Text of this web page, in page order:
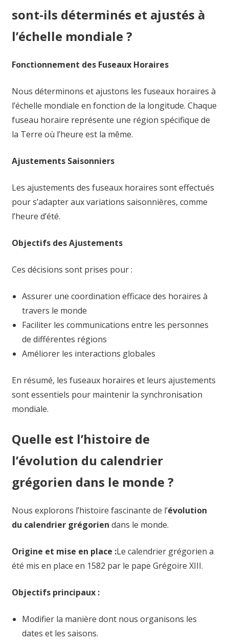
sont-ils déterminés et ajustés à
l’échelle mondiale ?
Fonctionnement des Fuseaux Horaires
Nous déterminons et ajustons les fuseaux horaires à
l’échelle mondiale en fonction de la longitude. Chaque
fuseau horaire représente une région spécifique de
la Terre où l’heure est la même.
Ajustements Saisonniers
Les ajustements des fuseaux horaires sont effectués
pour s’adapter aux variations saisonnières, comme
l’heure d’été.
Objectifs des Ajustements
Ces décisions sont prises pour :
Assurer une coordination efficace des horaires à
travers le monde
Faciliter les communications entre les personnes
de différentes régions
Améliorer les interactions globales
En résumé, les fuseaux horaires et leurs ajustements
sont essentiels pour maintenir la synchronisation
mondiale.
Quelle est l’histoire de
l’évolution du calendrier
grégorien dans le monde ?
Nous explorons l’histoire fascinante de l’évolution
du calendrier grégorien dans le monde.
Origine et mise en place :Le calendrier grégorien a
été mis en place en 1582 par le pape Grégoire XIII.
Objectifs principaux :
Modifier la manière dont nous organisons les
dates et les saisons.